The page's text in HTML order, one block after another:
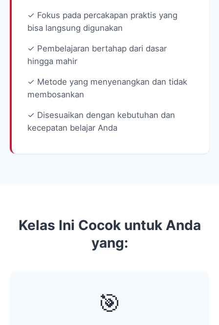
✓ Fokus pada percakapan praktis yang
bisa langsung digunakan
✓ Pembelajaran bertahap dari dasar
hingga mahir
✓ Metode yang menyenangkan dan tidak
membosankan
✓ Disesuaikan dengan kebutuhan dan
kecepatan belajar Anda
Kelas Ini Cocok untuk Anda
yang:
🎯